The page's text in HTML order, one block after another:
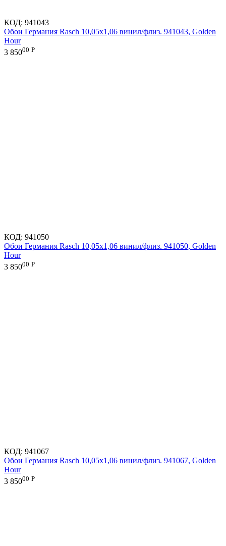
КОД: 941043
Обои Германия Rasch 10,05x1,06 винил/флиз. 941043, Golden
Hour
3 85000 Р
КОД: 941050
Обои Германия Rasch 10,05x1,06 винил/флиз. 941050, Golden
Hour
3 85000 Р
КОД: 941067
Обои Германия Rasch 10,05x1,06 винил/флиз. 941067, Golden
Hour
3 85000 Р